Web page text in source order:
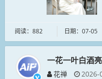
阅读：882 日期：07-05
一花一叶白酒
花禅
2026-